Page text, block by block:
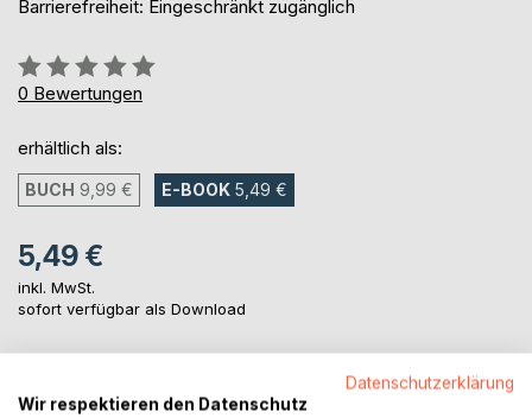
Barrierefreiheit: Eingeschränkt zugänglich
Bewertung::
0%
0 Bewertungen
erhältlich als:
BUCH 9,99 € E-BOOK 5,49 €
5,49 €
inkl. MwSt.
sofort verfügbar als Download
Datenschutzerklärung
Wir respektieren den Datenschutz